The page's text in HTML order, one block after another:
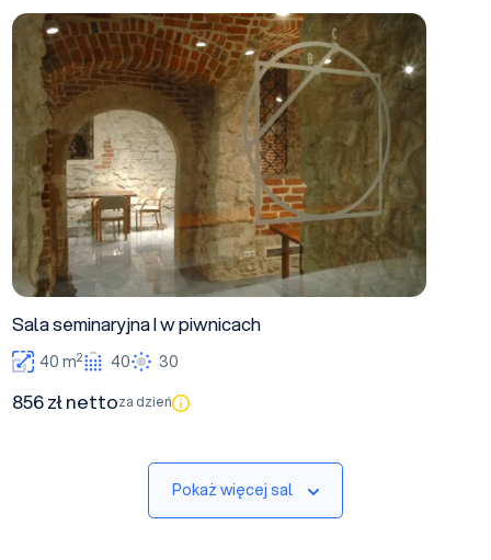
Sala seminaryjna I w piwnicach
Sala seminaryjna I w piwnicach
40 m2 40 30
856 zł nettoza dzień
Pokaż więcej sal